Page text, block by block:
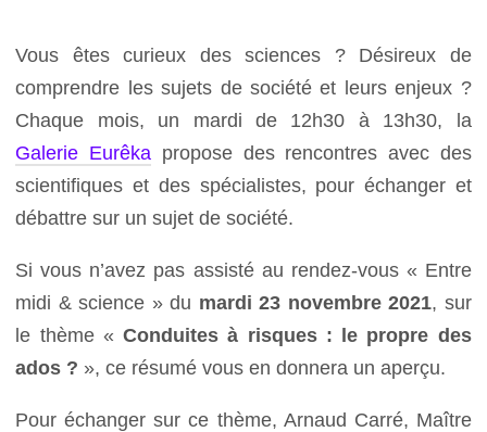
Vous êtes curieux des sciences ? Désireux de
comprendre les sujets de société et leurs enjeux ?
Chaque mois, un mardi de 12h30 à 13h30, la
Galerie Eurêka propose des rencontres avec des
scientifiques et des spécialistes, pour échanger et
débattre sur un sujet de société.
Si vous n’avez pas assisté au rendez-vous « Entre
midi & science » du mardi 23 novembre 2021, sur
le thème «Conduites à risques : le propre des
ados ? », ce résumé vous en donnera un aperçu.
Pour échanger sur ce thème, Arnaud Carré, Maître